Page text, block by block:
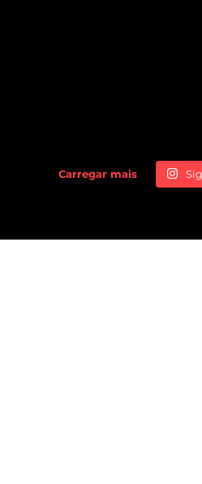
Carregar mais